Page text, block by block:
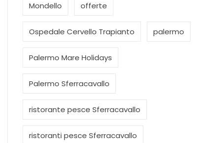
Mondello offerte
Ospedale Cervello Trapianto palermo
Palermo Mare Holidays
Palermo Sferracavallo
ristorante pesce Sferracavallo
ristoranti pesce Sferracavallo